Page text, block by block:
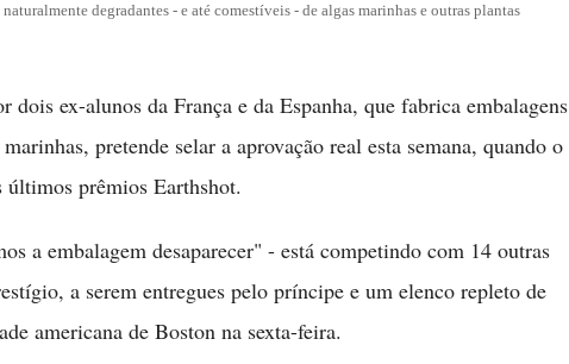
degradantes - e até comestíveis - de algas marinhas e outras plantas
ex-alunos da França e da Espanha, que fabrica embalagens
pretende selar a aprovação real esta semana, quando o
prêmios Earthshot.
a embalagem desaparecer" - está competindo com 14 outras
a serem entregues pelo príncipe e um elenco repleto de
americana de Boston na sexta-feira.